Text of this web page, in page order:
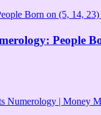
People